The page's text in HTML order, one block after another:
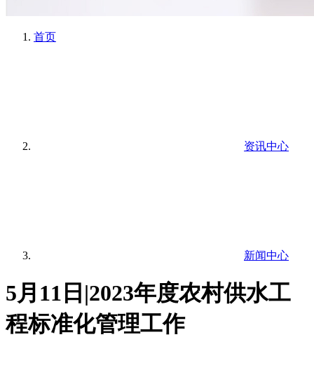
首页
资讯中心
新闻中心
5月11日|2023年度农村供水工
程标准化管理工作